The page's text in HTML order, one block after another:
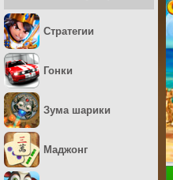
Стратегии
Гонки
Зума шарики
Маджонг